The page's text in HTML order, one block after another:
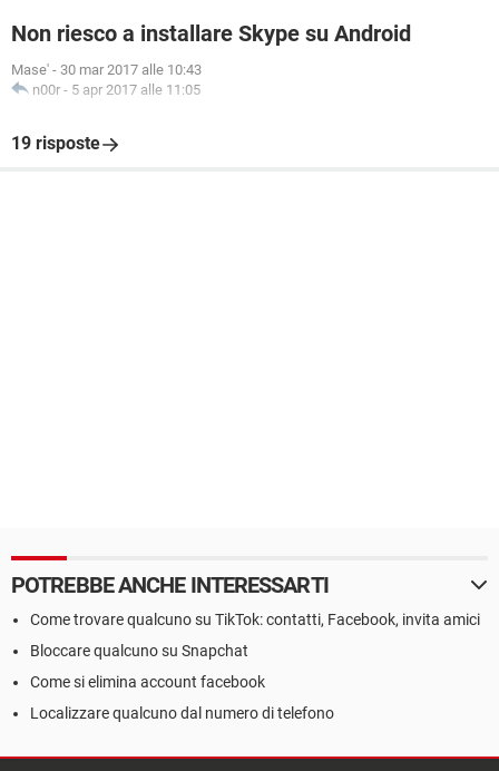
Non riesco a installare Skype su Android
Mase' - 30 mar 2017 alle 10:43
n00r - 5 apr 2017 alle 11:05
19 risposte
POTREBBE ANCHE INTERESSARTI
Come trovare qualcuno su TikTok: contatti, Facebook, invita amici
Bloccare qualcuno su Snapchat
Come si elimina account facebook
Localizzare qualcuno dal numero di telefono